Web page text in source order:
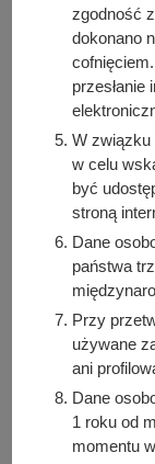
Strona
https://
szachowy-5
Autor wpisu
Zgłoszone
Podziel się z
Facebook
E-mail
zgodność
dokonano
przesłanie
W związku
w celu
być
stroną
Dane
państwa
Przy
używane
ani
Dane
1 roku od
momentu